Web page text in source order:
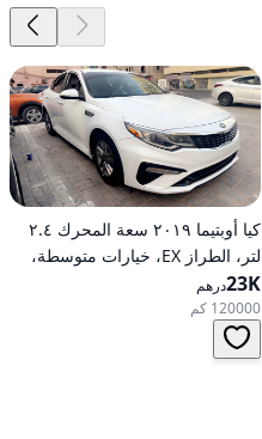
كيا أوبتيما ٢٠١٩ سعة المحرك ٢.٤
لتر، الطراز EX، خيارات متوسطة،
تعمل بالبنزين، أوتوماتيكية، دفع
أمامي
23Kدرهم
120000 كم